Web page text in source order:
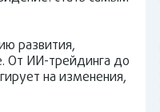
развития,
От ИИ-трейдинга до
на изменения,